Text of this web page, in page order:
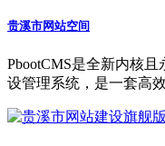
贵溪市网站空间
PbootCMS是全新内核
设管理系统，是一套高